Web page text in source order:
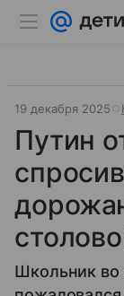
19 декабря 2025
Путин
Школьник